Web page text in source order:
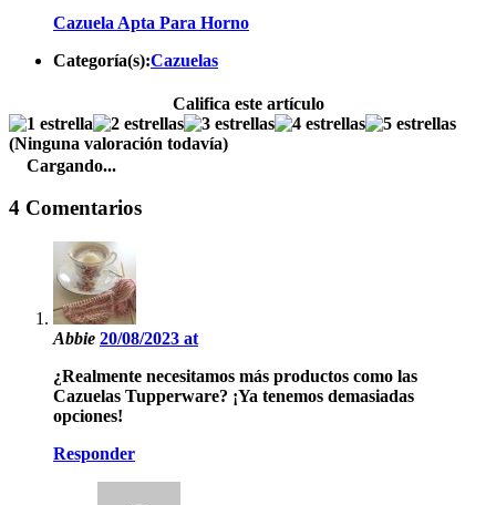
Cazuela Apta Para Horno
Categoría(s):Cazuelas
Califica este artículo
(Ninguna valoración todavía)
Cargando...
4 Comentarios
Abbie 20/08/2023 at
¿Realmente necesitamos más productos como las
Cazuelas Tupperware? ¡Ya tenemos demasiadas
opciones!
Responder